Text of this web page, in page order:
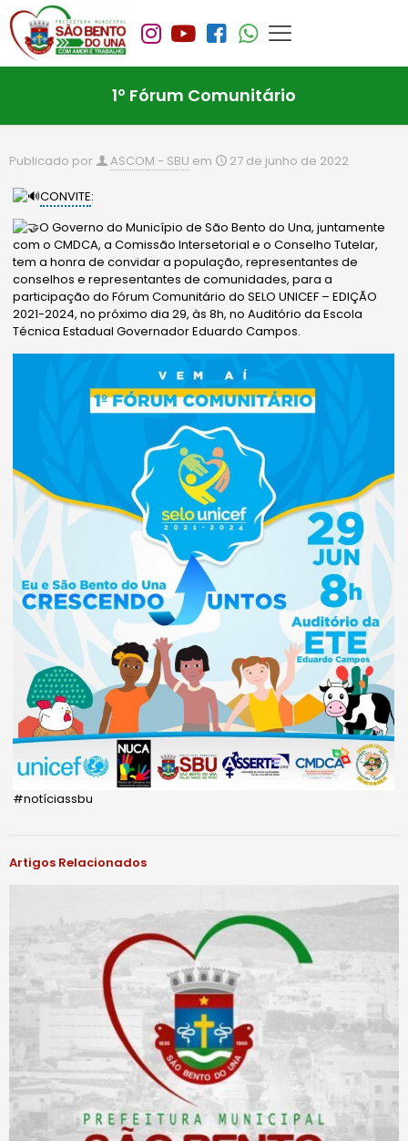
1º Fórum Comunitário
Publicado por ASCOM - SBU em 27 de junho de 2022
CONVITE:
O Governo do Município de São Bento do Una, juntamente
com o CMDCA, a Comissão Intersetorial e o Conselho Tutelar,
tem a honra de convidar a população, representantes de
conselhos e representantes de comunidades, para a
participação do Fórum Comunitário do SELO UNICEF – EDIÇÃO
2021-2024, no próximo dia 29, às 8h, no Auditório da Escola
Técnica Estadual Governador Eduardo Campos.
#notíciassbu
Artigos Relacionados